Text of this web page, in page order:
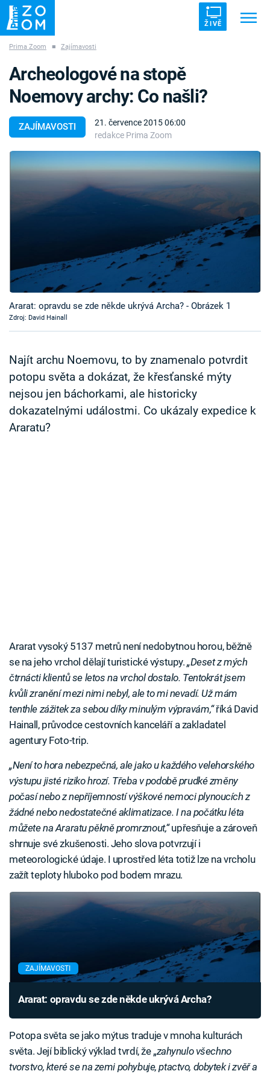
ŽIVĚ
ZÁHADY VETŘELCI DÁVNOVĚKU
Témata
Časopis
Sledujte prima+
Sledujte nás
Prima Zoom ■ Zajímavosti
ZAJÍMAVOSTI
21. července 2015 06:00
redakce Prima Zoom
Archeologové na stopě
Noemovy archy: Co našli?
Ararat: opravdu se zde někde ukrývá Archa? - Obrázek 1
Zdroj: David Hainall
Najít archu Noemovu, to by znamenalo potvrdit
potopu světa a dokázat, že křesťanské mýty
nejsou jen báchorkami, ale historicky
dokazatelnými událostmi. Co ukázaly expedice k
Araratu?
Ararat vysoký 5137 metrů není nedobytnou horou, běžně
se na jeho vrchol dělají turistické výstupy.„Deset z mých
čtrnácti klientů se letos na vrchol dostalo. Tentokrát jsem
kvůli zranění mezi nimi nebyl, ale to mi nevadí. Už mám
tenthle zážitek za sebou díky minulým výpravám,“říká David
Hainall, průvodce cestovních kanceláří a zakladatel
agentury Foto-trip.
„Není to hora nebezpečná, ale jako u každého velehorského
výstupu jisté riziko hrozí. Třeba v podobě prudké změny
počasí nebo z nepříjemností výškové nemoci plynoucích z
žádné nebo nedostatečné aklimatizace. I na počátku léta
můžete na Araratu pěkně promrznout,“upřesňuje a zároveň
shrnuje své zkušenosti. Jeho slova potvrzují i
meteorologické údaje. I uprostřed léta totiž lze na vrcholu
zažít teploty hluboko pod bodem mrazu.
ZAJÍMAVOSTI
Ararat: opravdu se zde někde ukrývá Archa?
Potopa světa se jako mýtus traduje v mnoha kulturách
světa. Její biblický výklad tvrdí, že „zahynulo všechno
tvorstvo, které se na zemi pohybuje, ptactvo, dobytek i zvěř a